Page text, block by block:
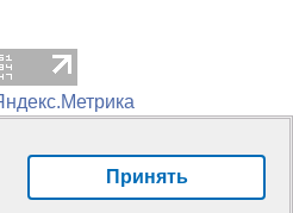
Принять